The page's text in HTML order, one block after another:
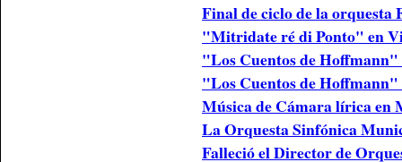
Final de ciclo de la
"Mitridate ré di Ponto" en
"Los Cuentos de
"Los Cuentos de
Música de Cámara lírica en
La Orquesta Sinfónica
Falleció el Director de